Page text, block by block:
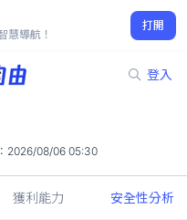
慧導航！
打開
登入
2026/08/06 05:30
獲利能力 安全性分析